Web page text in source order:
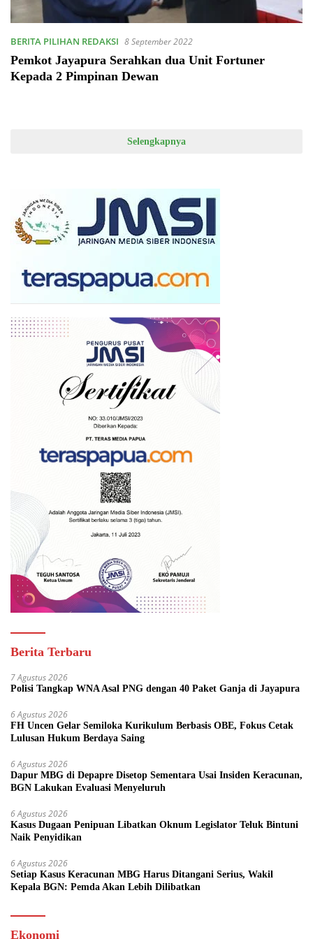
BERITA PILIHAN REDAKSI 8 September 2022
Pemkot Jayapura Serahkan dua Unit Fortuner
Kepada 2 Pimpinan Dewan
Selengkapnya
Berita Terbaru
7 Agustus 2026
Polisi Tangkap WNA Asal PNG dengan 40 Paket Ganja di Jayapura
6 Agustus 2026
FH Uncen Gelar Semiloka Kurikulum Berbasis OBE, Fokus Cetak
Lulusan Hukum Berdaya Saing
6 Agustus 2026
Dapur MBG di Depapre Disetop Sementara Usai Insiden Keracunan,
BGN Lakukan Evaluasi Menyeluruh
6 Agustus 2026
Kasus Dugaan Penipuan Libatkan Oknum Legislator Teluk Bintuni
Naik Penyidikan
6 Agustus 2026
Setiap Kasus Keracunan MBG Harus Ditangani Serius, Wakil
Kepala BGN: Pemda Akan Lebih Dilibatkan
Ekonomi